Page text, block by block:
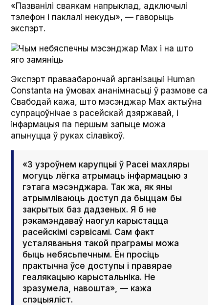
«Пазванілі сваякам напрыклад, адключылі
тэлефон і паклалі некуды», — гаворыць
экспэрт.
Экспэрт праваабарончай арганізацыі Human
Con­stan­ta на ўмовах ананімнасьці ў размове са
Свабодай кажа, што мэсэнджар Мах актыўна
супрацоўнічае з расейскай дзяржавай, і
інфармацыя па першым запыце можа
апынуцца ў руках сілавікоў.
«З узроўнем карупцыі ў Расеі махляры
могуць лёгка атрымаць інфармацыю з
гэтага мэсэнджара. Так жа, як яны
атрымліваюць доступ да быццам бы
закрытых баз дадзеных. Я б не
рэкамэндаваў наогул карыстацца
расейскімі сэрвісамі. Сам факт
усталяваньня такой праграмы можа
быць небясьпечным. Ён просіць
практычна ўсе доступы і правярае
геалякацыю карыстальніка. Не
зразумела, навошта», — кажа
спэцыяліст.